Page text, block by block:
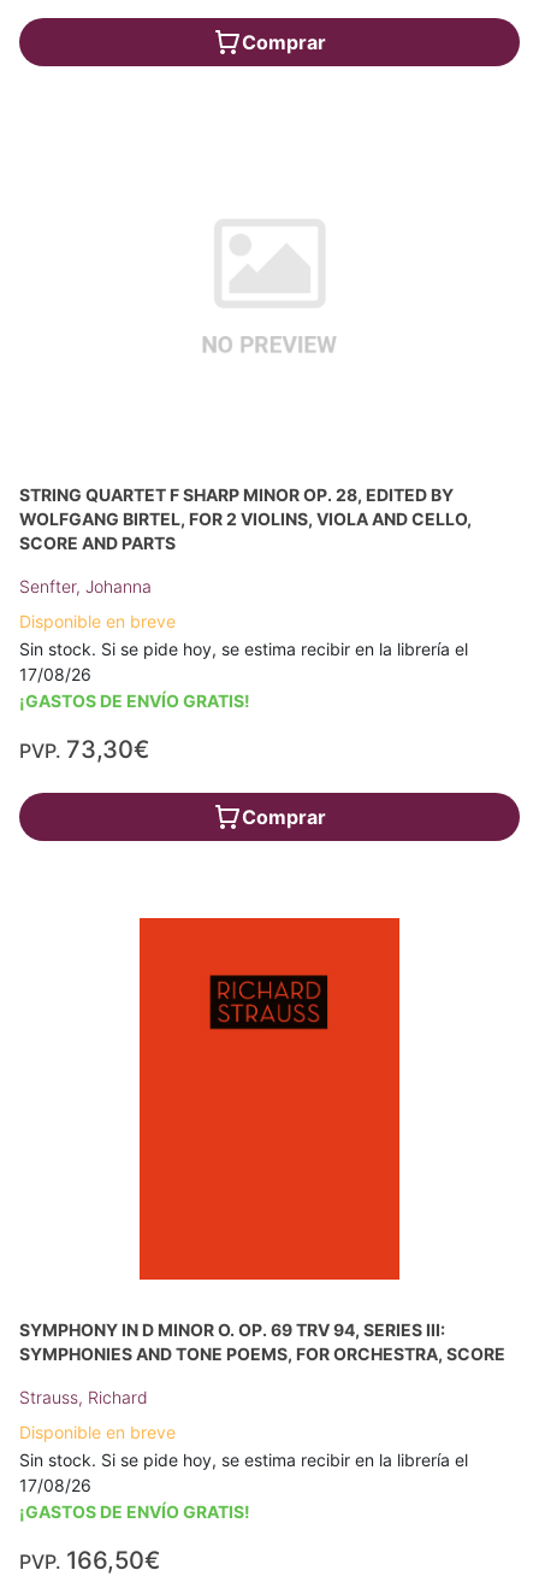
Comprar
STRING QUARTET F SHARP MINOR OP. 28, EDITED BY
WOLFGANG BIRTEL, FOR 2 VIOLINS, VIOLA AND CELLO,
SCORE AND PARTS
Senfter, Johanna
Disponible en breve
Sin stock. Si se pide hoy, se estima recibir en la librería el
17/08/26
¡GASTOS DE ENVÍO GRATIS!
PVP. 73,30€
Comprar
SYMPHONY IN D MINOR O. OP. 69 TRV 94, SERIES III:
SYMPHONIES AND TONE POEMS, FOR ORCHESTRA, SCORE
Strauss, Richard
Disponible en breve
Sin stock. Si se pide hoy, se estima recibir en la librería el
17/08/26
¡GASTOS DE ENVÍO GRATIS!
PVP. 166,50€